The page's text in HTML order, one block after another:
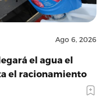
Ago 6, 2026
el agua el
el racionamiento